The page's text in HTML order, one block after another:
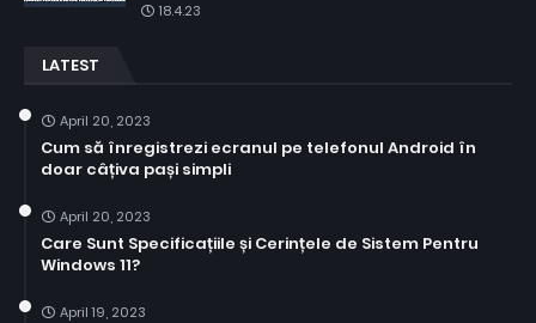
18.4.23
LATEST
April 20, 2023
Cum să înregistrezi ecranul pe telefonul Android în
doar câțiva pași simpli
April 20, 2023
Care Sunt Specificațiile și Cerințele de Sistem Pentru
Windows 11?
April 19, 2023